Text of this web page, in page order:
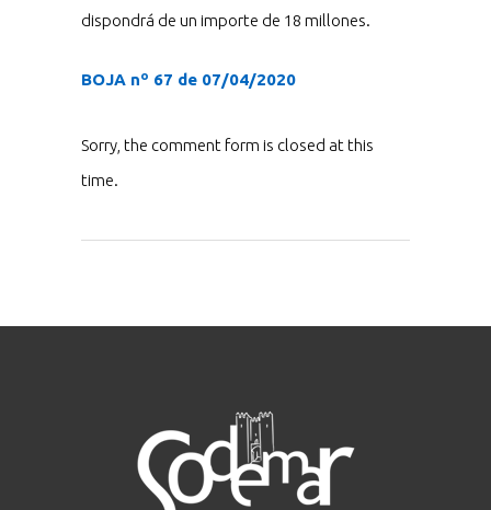
dispondrá de un importe de 18 millones.
BOJA nº 67 de 07/04/2020
Sorry, the comment form is closed at this
time.